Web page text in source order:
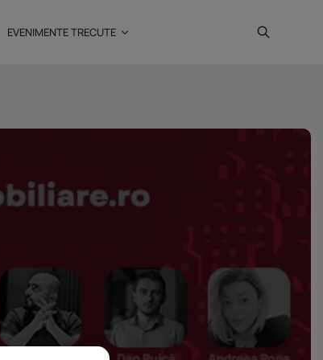
EVENIMENTE TRECUTE
imobiliare de
425...